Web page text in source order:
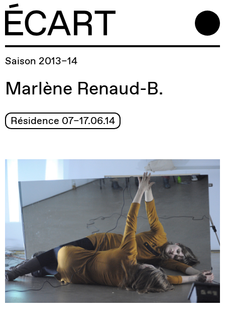
Saison 2013–14
Marlène Renaud-B.
Résidence 07–17.06.14